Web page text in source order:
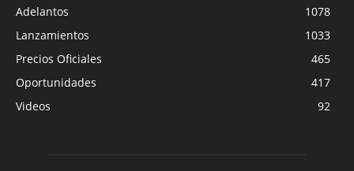
Adelantos
1078
Lanzamientos
1033
Precios Oficiales
465
Oportunidades
417
Videos
92